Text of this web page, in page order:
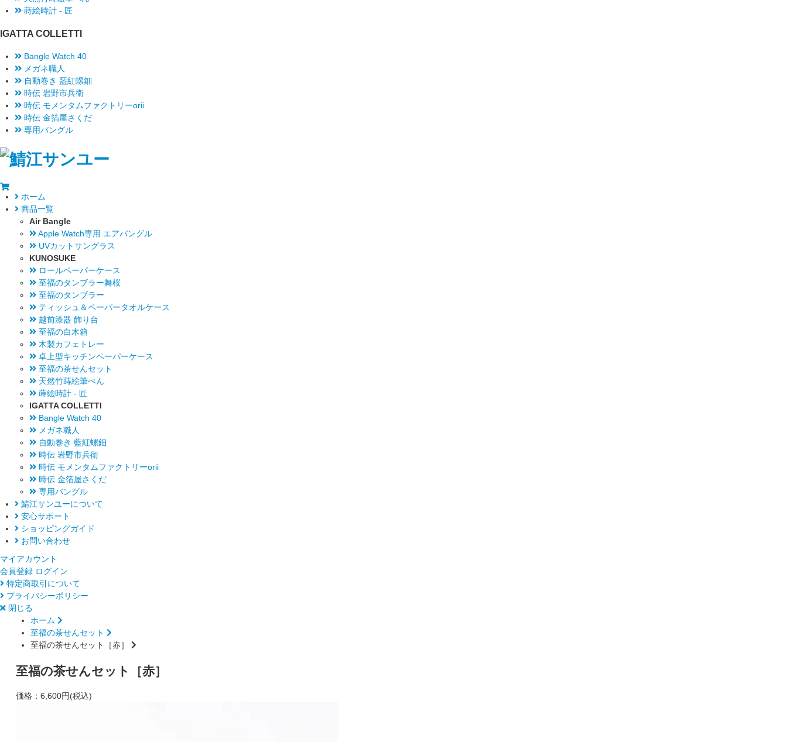
蒔絵時計 - 匠
IGATTA COLLETTI
Bangle Watch 40
メガネ職人
自動巻き 藍紅螺鈿
時伝 岩野市兵衛
時伝 モメンタムファクトリーorii
時伝 金箔屋さくだ
専用バングル
ホーム
商品一覧
Air Bangle
Apple Watch専用 エアバングル
UVカットサングラス
KUNOSUKE
ロールペーパーケース
至福のタンブラー舞桜
至福のタンブラー
ティッシュ＆ペーパータオルケース
越前漆器 飾り台
至福の白木箱
木製カフェトレー
卓上型キッチンペーパーケース
至福の茶せんセット
天然竹蒔絵筆ぺん
蒔絵時計 - 匠
IGATTA COLLETTI
Bangle Watch 40
メガネ職人
自動巻き 藍紅螺鈿
時伝 岩野市兵衛
時伝 モメンタムファクトリーorii
時伝 金箔屋さくだ
専用バングル
鯖江サンユーについて
安心サポート
ショッピングガイド
お問い合わせ
マイアカウント
会員登録 ログイン
特定商取引について
プライバシーポリシー
閉じる
ホーム
至福の茶せんセット
至福の茶せんセット［赤］
至福の茶せんセット［赤］
価格： 6,600円(税込)